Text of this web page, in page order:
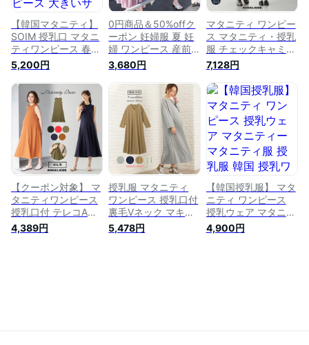
ぱじゃま
103793_105268
ームウェア マタニテ
ィウエア
【韓国マタニティ】
SOIM 授乳口 マタニ
ティワンピース 春
秋 長袖 マタニティ
ワンピース 大きいサ
イズ 授乳 授乳服 韓
国 授乳ワンピース
授乳口付き 妊婦服
マタニティコーデ 授
乳 かわいい 妊婦 マ
タニティフォト 出産
産前 産後 マタニテ
ィー プチプラ フラ
ワー 116017
5,200円
0円商品＆50%offク
ーポン 妊婦服 夏 妊
婦 ワンピース 産前
産後 授乳服 妊婦服
マタニティー マタニ
ティワンピース レデ
ィース コットン ロ
ング オーバーサイズ
Tシャツワンピ ミモ
レ丈 春夏 マタニテ
ィウェア 送料無料
3,680円
マタニティ ワンピー
ス マタニティ・授乳
服 チェックキャミワ
ンピース| 長袖 産前
産後 授乳服 妊婦服
マタニティー マタニ
ティワンピース
7,128円
【クーポン対象】 マ
タニティワンピース
授乳口付 テレコAラ
インノースリーブワ
ンピース 産前 産後
4,389円
授乳服 マタニティ
ワンピース 授乳口付
裏毛Vネック マキシ
ワンピース 産前 産
後 授乳服 妊婦服 マ
5,478円
【韓国授乳服】 マタ
ニティ ワンピース
授乳ウェア マタニテ
ィー マタニティ服
授乳服 韓国 授乳ワ
4,900円